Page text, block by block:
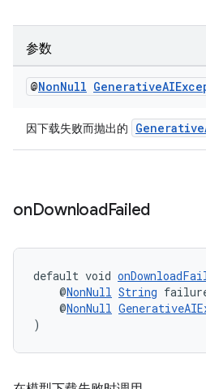
参数
@NonNull Generative
因下载失败而抛出的
onDownloadFailed
default void
@NonNull String
@NonNull
)